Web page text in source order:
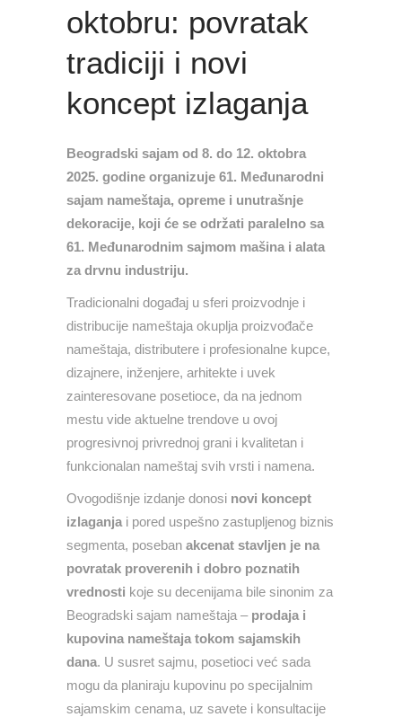
oktobru: povratak
tradiciji i novi
koncept izlaganja
Beogradski sajam od 8. do 12. oktobra
2025. godine organizuje 61. Međunarodni
sajam nameštaja, opreme i unutrašnje
dekoracije, koji će se održati paralelno sa
61. Međunarodnim sajmom mašina i alata
za drvnu industriju.
Tradicionalni događaj u sferi proizvodnje i
distribucije nameštaja okuplja proizvođače
nameštaja, distributere i profesionalne kupce,
dizajnere, inženjere, arhitekte i uvek
zainteresovane posetioce, da na jednom
mestu vide aktuelne trendove u ovoj
progresivnoj privrednoj grani i kvalitetan i
funkcionalan nameštaj svih vrsti i namena.
Ovogodišnje izdanje donosi novi koncept
izlaganja i pored uspešno zastupljenog biznis
segmenta, poseban akcenat stavljen je na
povratak proverenih i dobro poznatih
vrednosti koje su decenijama bile sinonim za
Beogradski sajam nameštaja – prodaja i
kupovina nameštaja tokom sajamskih
dana. U susret sajmu, posetioci već sada
mogu da planiraju kupovinu po specijalnim
sajamskim cenama, uz savete i konsultacije